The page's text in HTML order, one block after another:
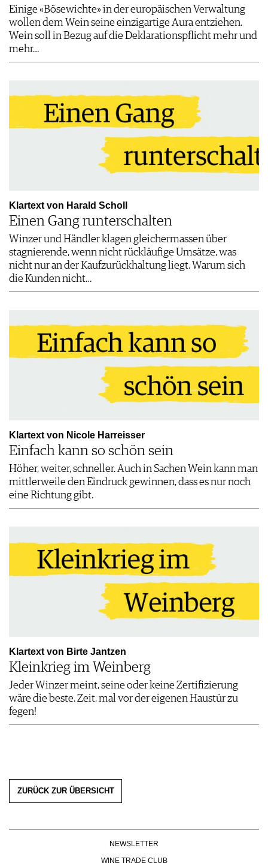
Einige «Bösewichte» in der europäischen Verwaltung
wollen dem Wein seine einzigartige Aura entziehen.
Wein soll in Bezug auf die Deklarationspflicht mehr und
mehr…
Klartext von Harald Scholl
Einen Gang runterschalten
Winzer und Händler klagen gleichermassen über
stagnierende, wenn nicht rückläufige Umsätze, was
nicht nur an der Kaufzurückhaltung liegt. Warum sich
die Kunden nicht…
Klartext von Nicole Harreisser
Einfach kann so schön sein
Höher, weiter, schneller. Auch in Sachen Wein kann man
mittlerweile den Eindruck gewinnen, dass es nur noch
eine Richtung gibt.
Klartext von Birte Jantzen
Kleinkrieg im Weinberg
Jeder Winzer meint, seine oder keine Zertifizierung
wäre die beste. Zeit, mal vor der eigenen Haustür zu
fegen!
ZURÜCK ZUR ÜBERSICHT
NEWSLETTER
WINE TRADE CLUB